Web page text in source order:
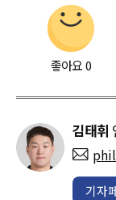
좋아요0
김태휘
기자